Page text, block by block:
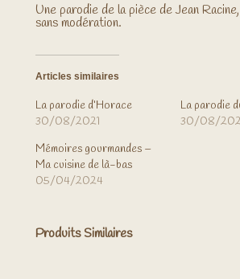
Une parodie de la pièce de Jean
sans modération.
Articles similaires
La parodie d’Horace
30/08/2021
La parodie
30/08/
Mémoires gourmandes –
Ma cuisine de là-bas
05/04/2024
Produits Similaires